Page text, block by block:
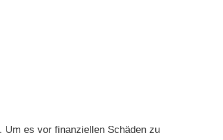
Um es vor finanziellen Schäden zu